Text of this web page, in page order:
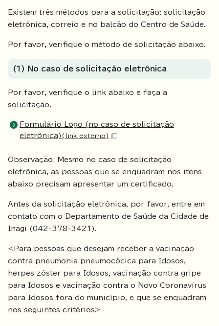
Existem três métodos para a solicitação: solicitação
eletrônica, correio e no balcão do Centro de Saúde.
Por favor, verifique o método de solicitação abaixo.
(1) No caso de solicitação eletrônica
Por favor, verifique o link abaixo e faça a
solicitação.
Formulário Logo (no caso de solicitação
eletrônica) (link externo)
Observação: Mesmo no caso de solicitação
eletrônica, as pessoas que se enquadram nos itens
abaixo precisam apresentar um certificado.
Antes da solicitação eletrônica, por favor, entre em
contato com o Departamento de Saúde da Cidade de
Inagi (042-378-3421).
<Para pessoas que desejam receber a vacinação
contra pneumonia pneumocócica para Idosos,
herpes zóster para Idosos, vacinação contra gripe
para Idosos e vacinação contra o Novo Coronavírus
para Idosos fora do município, e que se enquadram
nos seguintes critérios>